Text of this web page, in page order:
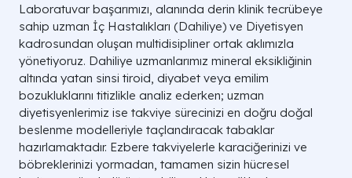
Laboratuvar başarımızı, alanında derin klinik tecrübeye
sahip uzman İç Hastalıkları (Dahiliye) ve Diyetisyen
kadrosundan oluşan multidisipliner ortak aklımızla
yönetiyoruz. Dahiliye uzmanlarımız mineral eksikliğinin
altında yatan sinsi tiroid, diyabet veya emilim
bozukluklarını titizlikle analiz ederken; uzman
diyetisyenlerimiz ise takviye sürecinizi en doğru doğal
beslenme modelleriyle taçlandıracak tabaklar
hazırlamaktadır. Ezbere takviyelerle karaciğerinizi ve
böbreklerinizi yormadan, tamamen sizin hücresel